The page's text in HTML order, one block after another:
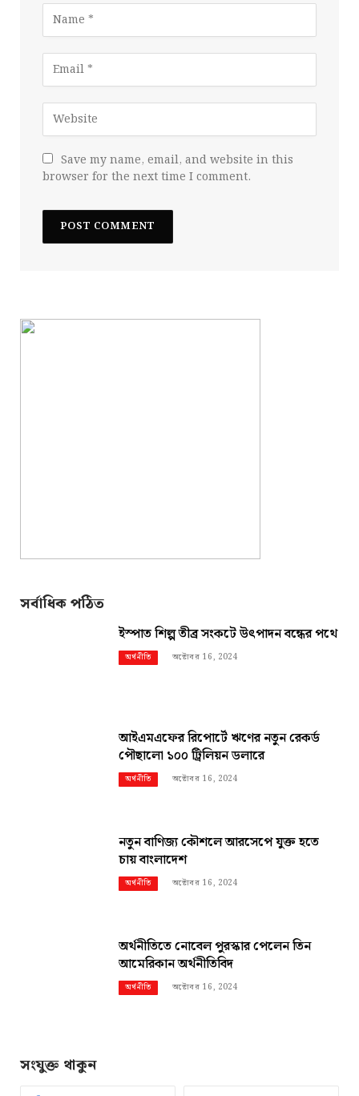
Save my name, email, and website in this
browser for the next time I comment.
সর্বাধিক পঠিত
ইস্পাত শিল্প তীব্র সংকটে উৎপাদন বন্ধের পথে
অর্থনীতি অক্টোবর 16, 2024
আইএমএফের রিপোর্টে ঋণের নতুন রেকর্ড
পৌছালো ১০০ ট্রিলিয়ন ডলারে
অর্থনীতি অক্টোবর 16, 2024
নতুন বাণিজ্য কৌশলে আরসেপে যুক্ত হতে
চায় বাংলাদেশ
অর্থনীতি অক্টোবর 16, 2024
অর্থনীতিতে নোবেল পুরস্কার পেলেন তিন
আমেরিকান অর্থনীতিবিদ
অর্থনীতি অক্টোবর 16, 2024
সংযুক্ত থাকুন